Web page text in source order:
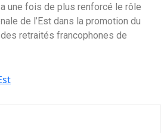
une fois de plus renforcé le rôle
de l’Est dans la promotion du
retraités francophones de